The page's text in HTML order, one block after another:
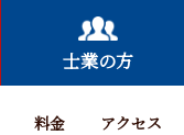
士業の方
料金 アクセス